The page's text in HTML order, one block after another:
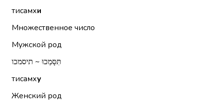
тисамхи
Множественное число
Мужской род
תִּסָּמְכוּ ~ תיסמכו
тисамху
Женский род